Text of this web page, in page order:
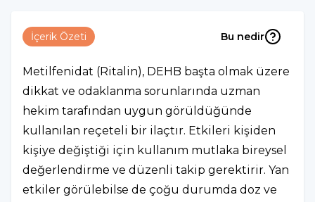
İçerik Özeti Bu nedir
Metilfenidat (Ritalin), DEHB başta olmak üzere
dikkat ve odaklanma sorunlarında uzman
hekim tarafından uygun görüldüğünde
kullanılan reçeteli bir ilaçtır. Etkileri kişiden
kişiye değiştiği için kullanım mutlaka bireysel
değerlendirme ve düzenli takip gerektirir. Yan
etkiler görülebilse de çoğu durumda doz ve